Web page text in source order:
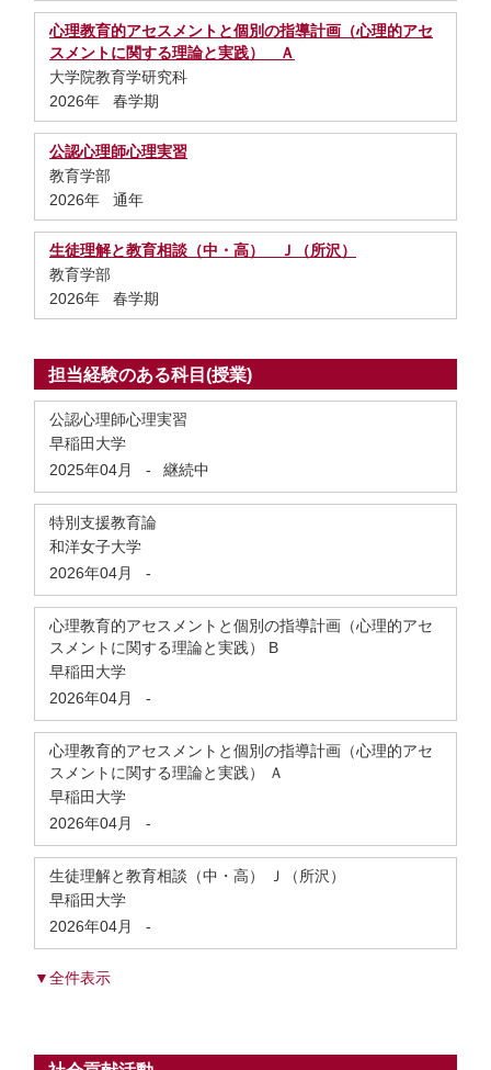
心理教育的アセスメントと個別の指導計画（心理的アセ
スメントに関する理論と実践） Ａ
大学院教育学研究科
2026年 春学期
公認心理師心理実習
教育学部
2026年 通年
生徒理解と教育相談（中・高） Ｊ（所沢）
教育学部
2026年 春学期
担当経験のある科目(授業)
公認心理師心理実習
早稲田大学
2025年04月
- 継続中
特別支援教育論
和洋女子大学
2026年04月
-
心理教育的アセスメントと個別の指導計画（心理的アセ
スメントに関する理論と実践） B
早稲田大学
2026年04月
-
心理教育的アセスメントと個別の指導計画（心理的アセ
スメントに関する理論と実践） Ａ
早稲田大学
2026年04月
-
生徒理解と教育相談（中・高） Ｊ（所沢）
早稲田大学
2026年04月
-
▼全件表示